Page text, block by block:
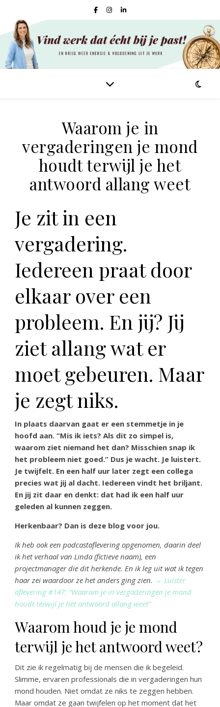
Waarom je in
vergaderingen je mond
houdt terwijl je het
antwoord allang weet
Je zit in een
vergadering.
Iedereen praat door
elkaar over een
probleem. En jij? Jij
ziet allang wat er
moet gebeuren. Maar
je zegt niks.
In plaats daarvan gaat er een stemmetje in je
hoofd aan. “Mis ik iets? Als dit zo simpel is,
waarom ziet niemand het dan? Misschien snap ik
het probleem niet goed.” Dus je wacht. Je luistert.
Je twijfelt. En een half uur later zegt een collega
precies wat jij al dacht. Iedereen vindt het briljant.
En jij zit daar en denkt: dat had ik een half uur
geleden al kunnen zeggen.
Herkenbaar? Dan is deze blog voor jou.
Ik heb ook een podcastaflevering opgenomen, daarin deel
ik het verhaal van Linda (fictieve naam), een
projectmanager die dit herkende. En ik leg uit wat ik tegen
haar zei waardoor ze het anders ging zien. → Luister
aflevering #147: “Waarom je in vergaderingen je mond
houdt terwijl je het antwoord allang weet”
Waarom houd je je mond
terwijl je het antwoord weet?
Dit zie ik regelmatig bij de mensen die ik begeleid.
Slimme, ervaren professionals die in vergaderingen hun
mond houden. Niet omdat ze niks te zeggen hebben.
Maar omdat ze gaan twijfelen op het moment dat het